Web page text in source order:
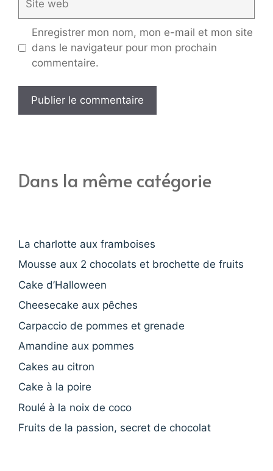
web
Enregistrer mon nom, mon e-mail et mon site
dans le navigateur pour mon prochain
commentaire.
Dans la même catégorie
La charlotte aux framboises
Mousse aux 2 chocolats et brochette de fruits
Cake d’Halloween
Cheesecake aux pêches
Carpaccio de pommes et grenade
Amandine aux pommes
Cakes au citron
Cake à la poire
Roulé à la noix de coco
Fruits de la passion, secret de chocolat